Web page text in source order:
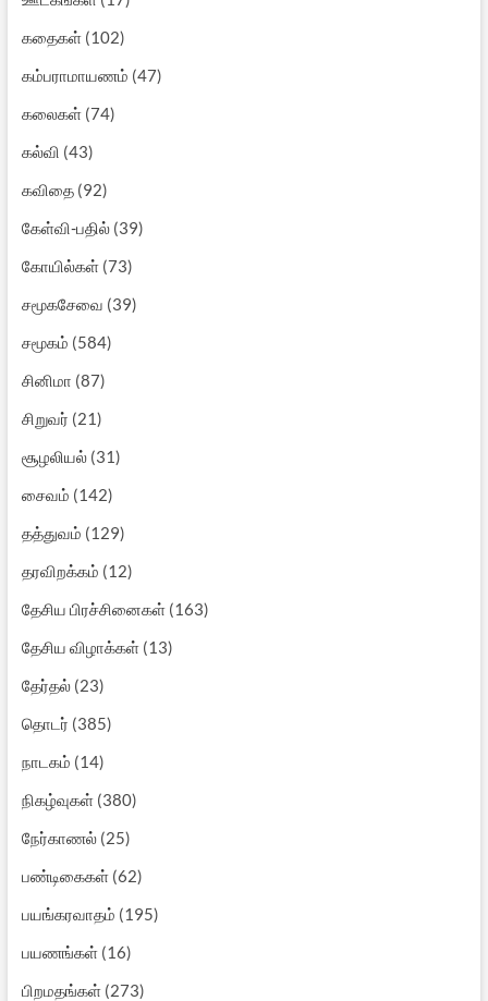
கதைகள்(102)
கம்பராமாயணம் (47)
கலைகள்(74)
கல்வி (43)
கவிதை(92)
கேள்வி-பதில்(39)
கோயில்கள்(73)
சமூகசேவை (39)
சமூகம் (584)
சினிமா (87)
சிறுவர் (21)
சூழலியல்(31)
சைவம் (142)
தத்துவம் (129)
தரவிறக்கம் (12)
தேசிய பிரச்சினைகள்(163)
தேசிய விழாக்கள்(13)
தேர்தல்(23)
தொடர் (385)
நாடகம் (14)
நிகழ்வுகள்(380)
நேர்காணல்(25)
பண்டிகைகள்(62)
பயங்கரவாதம் (195)
பயணங்கள்(16)
பிறமதங்கள்(273)